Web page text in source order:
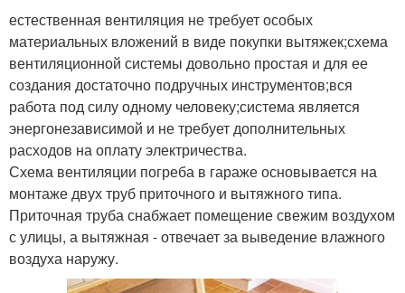
естественная вентиляция не требует особых
материальных вложений в виде покупки вытяжек;схема
вентиляционной системы довольно простая и для ее
создания достаточно подручных инструментов;вся
работа под силу одному человеку;система является
энергонезависимой и не требует дополнительных
расходов на оплату электричества.
Схема вентиляции погреба в гараже основывается на
монтаже двух труб приточного и вытяжного типа.
Приточная труба снабжает помещение свежим воздухом
с улицы, а вытяжная - отвечает за выведение влажного
воздуха наружу.